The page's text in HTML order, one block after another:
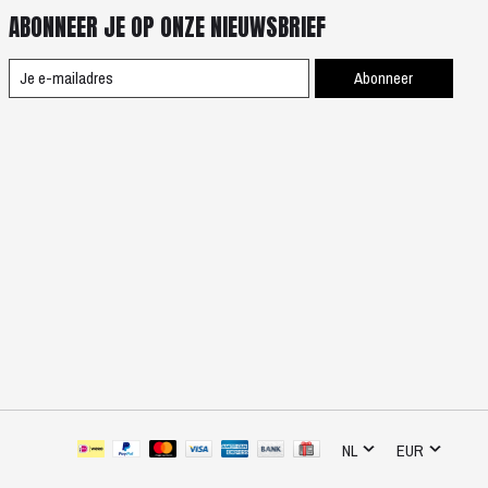
ABONNEER JE OP ONZE NIEUWSBRIEF
Abonneer
NL EUR